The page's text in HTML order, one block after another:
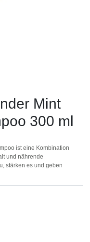
Mint
300 ml
ist eine Kombination
und nährende
stärken es und geben